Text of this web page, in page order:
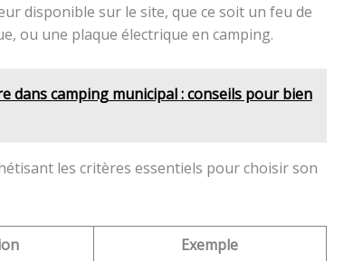
disponible sur le site, que ce soit un feu de
ou une plaque électrique en camping.
dans camping municipal : conseils pour bien
les critères essentiels pour choisir son
Exemple